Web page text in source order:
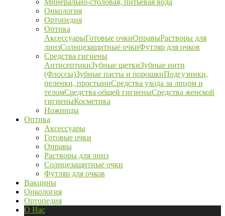
Минерально-столовая, питьевая вода
Онкология
Ортопедия
Оптика
АксессуарыГотовые очкиОправыРастворы для
линзСолнцезащитные очкиФутляр для очков
Средства гигиены
АнтисептикиЗубные щеткиЗубные нити
(Флоссы)Зубные пасты и порошкиПодгузники,
пеленки, простыниСредства ухода за лицом и
теломСредства общей гигиеныСредства женской
гигиеныКосметика
Ножницы
Оптика
Аксессуары
Готовые очки
Оправы
Растворы для линз
Солнцезащитные очки
Футляр для очков
Вакцины
Онкология
Ортопедия
О Нас